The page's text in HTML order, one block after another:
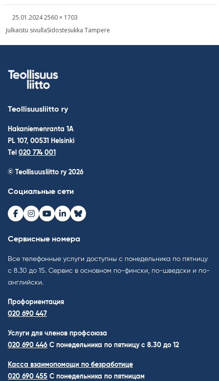
Kirjoitettu
25.01.2024Täysikokoinen
2560 × 1703
Навигация
Julkaistu sivullaSidostesukka Tampere
Teollisuusliitto ry
Hakaniemenranta 1A
PL 107, 00531 Helsinki
Tel 020 774 001
© Teollisuusliitto ry 2026
Социальные сети
Facebook
Instagram
Youtube
LinkedInBluesky
Сервисные номера
Все телефонные услуги доступны с понедельника по пятницу
с 8.30 до 15. Cервис в основном по-фински, по-шведски и по-
английски.
Профориентация
020 690 447
Услуги для членов профсоюза
020 690 446 C понедельника по пятницу с 8.30 до 12
Касса взаимопомощи по безработице
020 690 455 С понедельника по пятницам